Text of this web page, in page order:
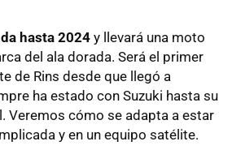
hasta 2024 y llevará una moto
del ala dorada. Será el primer
de Rins desde que llegó a
ha estado con Suzuki hasta su
Veremos cómo se adapta a estar
y en un equipo satélite.